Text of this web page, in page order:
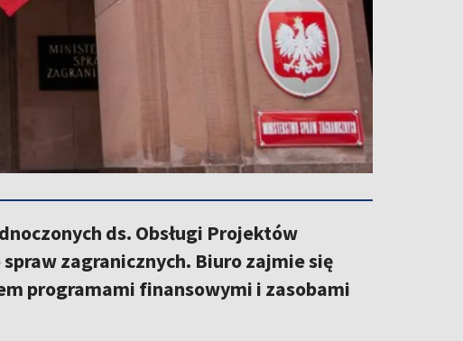
ds. Obsługi Projektów
zagranicznych. Biuro zajmie się
programami finansowymi i zasobami